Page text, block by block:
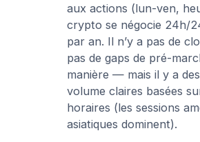
aux actions (lun-ven,
crypto se négocie 24h/
par an. Il n’y a pas de
pas de gaps de pré-
manière — mais il y a
volume claires basées
horaires (les sessions
asiatiques dominent).